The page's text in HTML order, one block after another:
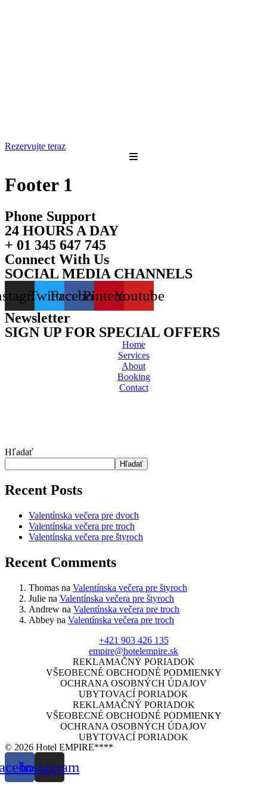
Rezervujte teraz
Footer 1
Phone Support
24 HOURS A DAY
+ 01 345 647 745
Connect With Us
SOCIAL MEDIA CHANNELS
TwitterFacebookPinterestYoutube
Newsletter
SIGN UP FOR SPECIAL OFFERS
Home
Services
About
Booking
Contact
Hľadať
Hľadať
Recent Posts
Valentínska večera pre dvoch
Valentínska večera pre troch
Valentínska večera pre štyroch
Recent Comments
Thomas na Valentínska večera pre štyroch
Julie na Valentínska večera pre štyroch
Andrew na Valentínska večera pre troch
Abbey na Valentínska večera pre troch
+421 903 426 135
empire@hotelempire.sk
REKLAMAČNÝ PORIADOK
VŠEOBECNÉ OBCHODNÉ PODMIENKY
OCHRANA OSOBNÝCH ÚDAJOV
UBYTOVACÍ PORIADOK
REKLAMAČNÝ PORIADOK
VŠEOBECNÉ OBCHODNÉ PODMIENKY
OCHRANA OSOBNÝCH ÚDAJOV
UBYTOVACÍ PORIADOK
© 2026 Hotel EMPIRE****
Instagram